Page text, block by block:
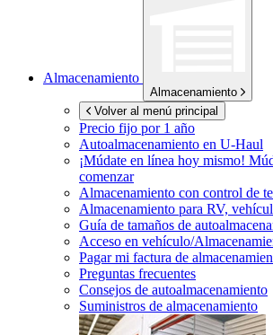
Almacenamiento
Almacenamiento
Volver al menú principal
Precio fijo por 1 año
Autoalmacenamiento en U-Haul
¡Múdate en línea hoy mismo!
comenzar
Almacenamiento con control de
Almacenamiento para RV,
Guía de tamaños de
Acceso en vehículo/
Pagar mi factura de
Preguntas frecuentes
Consejos de autoalmacenamiento
Suministros de almacenamiento